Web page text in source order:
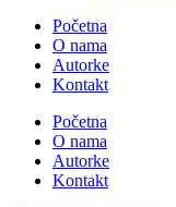
Početna
O nama
Autorke
Kontakt
Početna
O nama
Autorke
Kontakt